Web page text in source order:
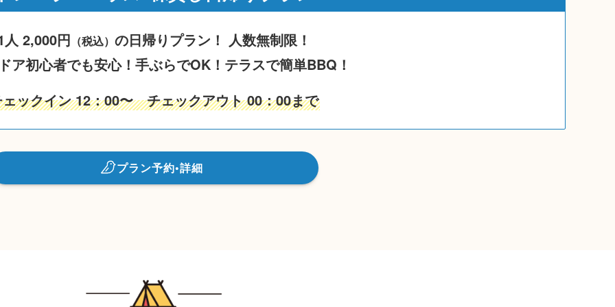
人 2,000円 （税込） の日帰りプラン！ 人数無制限！
ア初心者でも安心！手ぶらでOK！テラスで簡単BBQ！
ックイン 12：00〜 チェックアウト 00：00まで
プラン予約•詳細